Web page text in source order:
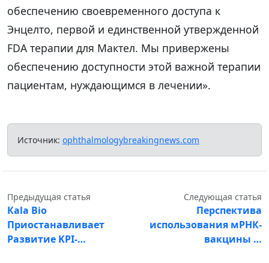
обеспечению своевременного доступа к
Энцелто, первой и единственной утвержденной
FDA терапии для Мактел. Мы привержены
обеспечению доступности этой важной терапии
пациентам, нуждающимся в лечении».
Источник: ophthalmologybreakingnews.com
Предыдущая статья
Кala Bio
Приостанавливает
Развитие KPI-…
Следующая статья
Перспектива
использования мРНК-
вакцины …